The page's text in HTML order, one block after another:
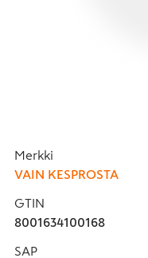
Merkki
VAIN KESPROSTA
GTIN
8001634100168
SAP